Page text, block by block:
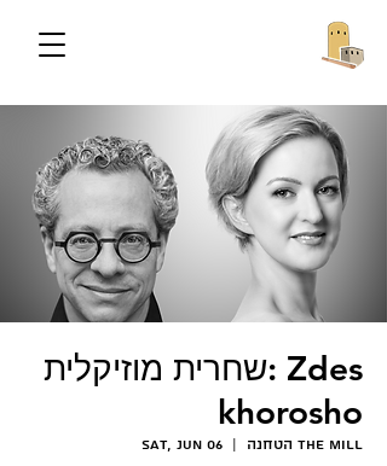
שחרית מוזיקלית: Zdes
khorosho
Sat, Jun 06
  |
הטחנה The Mill